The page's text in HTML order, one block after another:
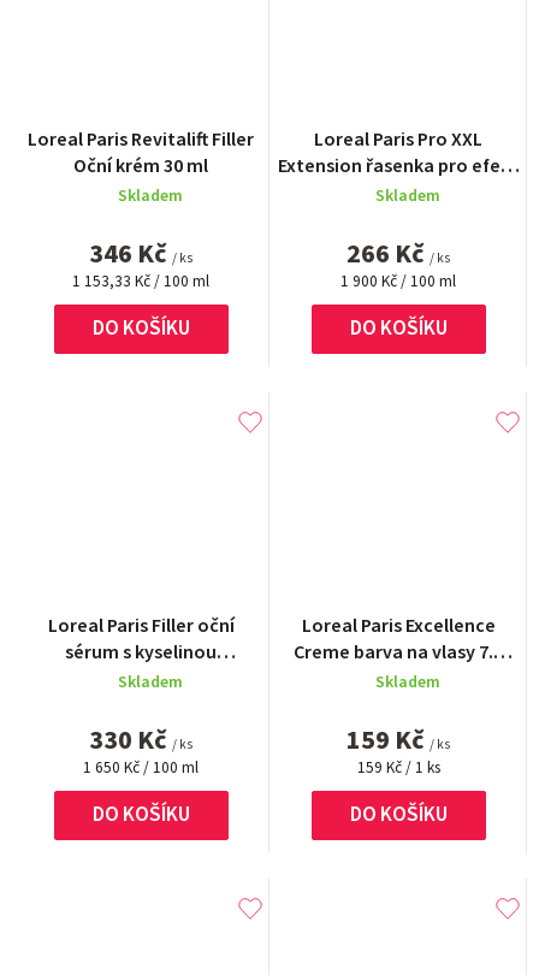
Loreal Paris Revitalift Filler
Oční krém 30 ml
Skladem
346 Kč / ks
Měrná
cena:
1 153,33 Kč / 100 ml
DO KOŠÍKU
Loreal Paris Pro XXL
Extension řasenka pro efekt
prodloužených řas Černá 14
Skladem
266 Kč / ks
Měrná
cena:
1 900 Kč / 100 ml
DO KOŠÍKU
Loreal Paris Filler oční
sérum s kyselinou
hyaluronovou 20 ml
Skladem
330 Kč / ks
Měrná
cena:
1 650 Kč / 100 ml
DO KOŠÍKU
Loreal Paris Excellence
Creme barva na vlasy 7.1
blond popelavá
Skladem
159 Kč / ks
Měrná
cena:
159 Kč / 1 ks
DO KOŠÍKU